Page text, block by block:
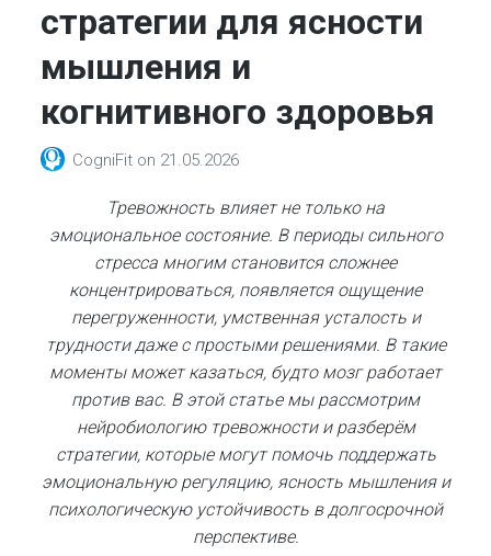
стратегии для ясности
мышления и
когнитивного здоровья
CogniFit on 21.05.2026
Тревожность влияет не только на
эмоциональное состояние. В периоды сильного
стресса многим становится сложнее
концентрироваться, появляется ощущение
перегруженности, умственная усталость и
трудности даже с простыми решениями. В такие
моменты может казаться, будто мозг работает
против вас. В этой статье мы рассмотрим
нейробиологию тревожности и разберём
стратегии, которые могут помочь поддержать
эмоциональную регуляцию, ясность мышления и
психологическую устойчивость в долгосрочной
перспективе.